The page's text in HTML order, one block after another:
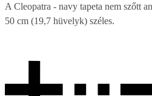
A Cleopatra - navy tapeta nem szőtt
50 cm (19,7 hüvelyk) széles.